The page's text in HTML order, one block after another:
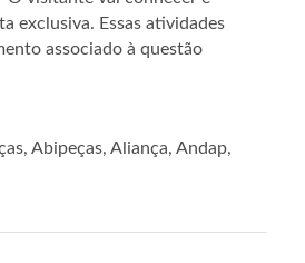
exclusiva. Essas atividades
associado à questão
Abipeças, Aliança, Andap,